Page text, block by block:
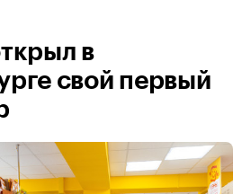
в
свой первый